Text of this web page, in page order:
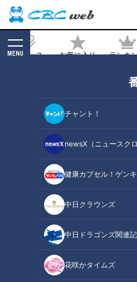
ニュース お気に入り ランキ
MENU
チャント！
newsX（ニュースクロ
健康カプセル！ゲン
中日クラウンズ
中日ドラゴンズ関連
花咲かタイムズ
きさがインスタ映
レスラー棚橋弘至が
県常滑市』の旅
記事